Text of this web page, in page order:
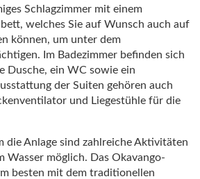
Schlagzimmer mit einem
welches Sie auf Wunsch auch auf
können, um unter dem
Im Badezimmer befinden sich
Dusche, ein WC sowie ein
der Suiten gehören auch
und Liegestühle für die
die Anlage sind zahlreiche Aktivitäten
Wasser möglich. Das Okavango-
besten mit dem traditionellen